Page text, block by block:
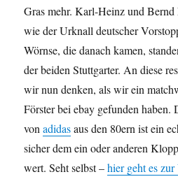
Gras mehr. Karl-Heinz und Bernd
wie der Urknall deutscher
Wörnse, die danach kamen,
der beiden Stuttgarter. An diese
wir nun denken, als wir ein
Förster bei ebay gefunden
vonadidasaus den 80ern ist ein
sicher dem ein oder anderen
wert. Seht selbst –hier geht es